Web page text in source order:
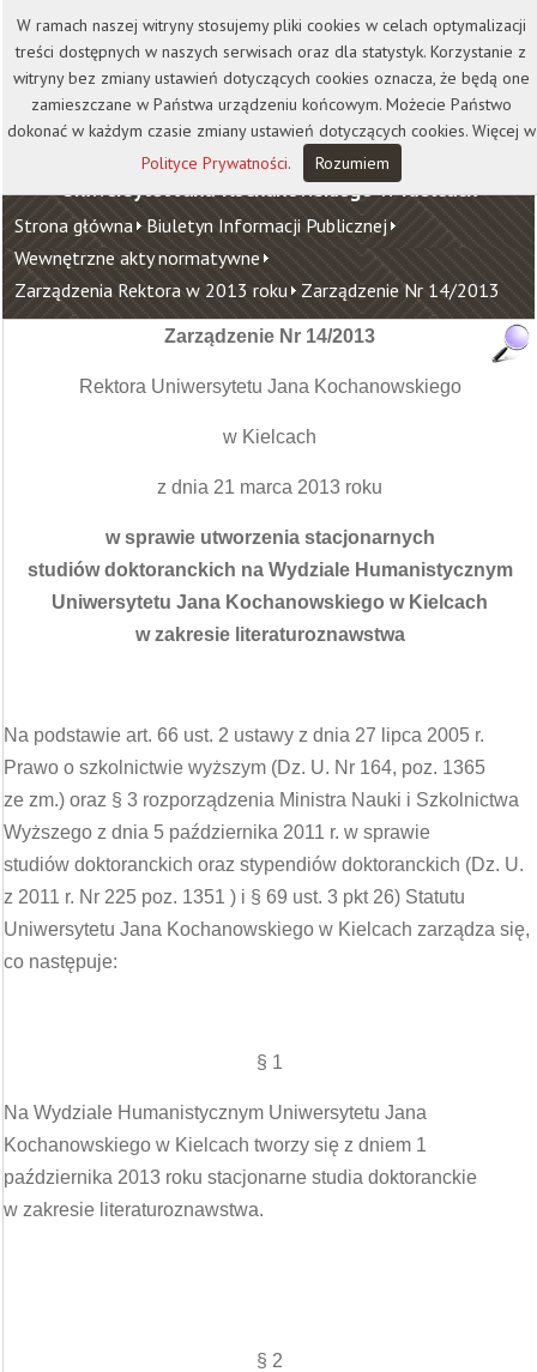
Kontakt Biblioteka
Wydawnictwo
Wirtualna Uczelnia
Uniwersytet Jana Kochanowskiego w Kielcach
Strona główna Biuletyn Informacji Publicznej
Wewnętrzne akty normatywne
Zarządzenia Rektora w 2013 roku Zarządzenie Nr 14/2013
Zarządzenie Nr 14/2013
Rektora Uniwersytetu Jana Kochanowskiego
w Kielcach
z dnia 21 marca 2013 roku
w sprawie utworzenia stacjonarnych
studiów doktoranckich na Wydziale Humanistycznym
Uniwersytetu Jana Kochanowskiego w Kielcach
w zakresie literaturoznawstwa
Na podstawie art. 66 ust. 2 ustawy z dnia 27 lipca 2005 r.
Prawo o szkolnictwie wyższym (Dz. U. Nr 164, poz. 1365
ze zm.) oraz § 3 rozporządzenia Ministra Nauki i Szkolnictwa
Wyższego z dnia 5 października 2011 r. w sprawie
studiów doktoranckich oraz stypendiów doktoranckich (Dz. U.
z 2011 r. Nr 225 poz. 1351 ) i § 69 ust. 3 pkt 26) Statutu
Uniwersytetu Jana Kochanowskiego w Kielcach zarządza się,
co następuje:
§ 1
Na Wydziale Humanistycznym Uniwersytetu Jana
Kochanowskiego w Kielcach tworzy się z dniem 1
października 2013 roku stacjonarne studia doktoranckie
w zakresie literaturoznawstwa.
§ 2
W ramach naszej witryny stosujemy pliki cookies w celach optymalizacji
treści dostępnych w naszych serwisach oraz dla statystyk. Korzystanie z
witryny bez zmiany ustawień dotyczących cookies oznacza, że będą one
zamieszczane w Państwa urządzeniu końcowym. Możecie Państwo
dokonać w każdym czasie zmiany ustawień dotyczących cookies. Więcej w
Polityce Prywatności. Rozumiem